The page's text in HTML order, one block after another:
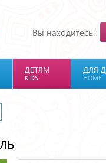
Вы находитесь:
ДЕТЯМ
KIDS
ДЛЯ
HOME